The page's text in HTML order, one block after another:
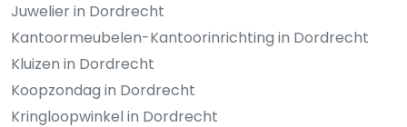
Juwelier in Dordrecht
Kantoormeubelen-Kantoorinrichting in Dordrecht
Kluizen in Dordrecht
Koopzondag in Dordrecht
Kringloopwinkel in Dordrecht